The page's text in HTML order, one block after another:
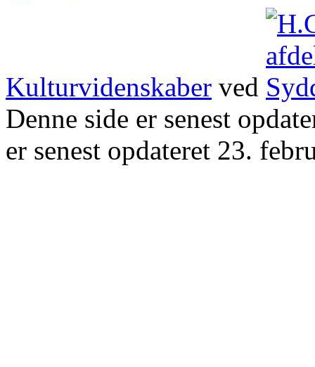
Kulturvidenskaber ved
Denne side er senest
er senest opdateret 23.